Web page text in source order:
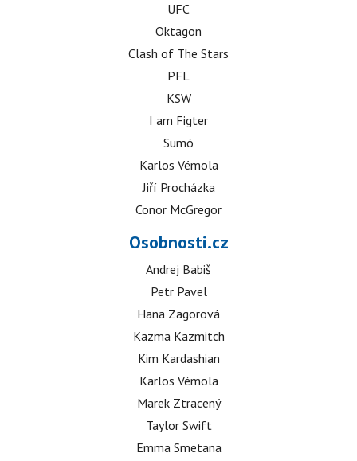
UFC
Oktagon
Clash of The Stars
PFL
KSW
I am Figter
Sumó
Karlos Vémola
Jiří Procházka
Conor McGregor
Osobnosti.cz
Andrej Babiš
Petr Pavel
Hana Zagorová
Kazma Kazmitch
Kim Kardashian
Karlos Vémola
Marek Ztracený
Taylor Swift
Emma Smetana